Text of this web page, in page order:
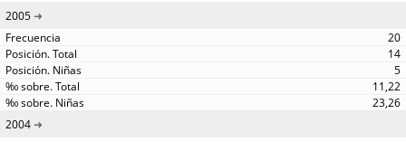
2005
20
14
5
11,22
23,26
2004